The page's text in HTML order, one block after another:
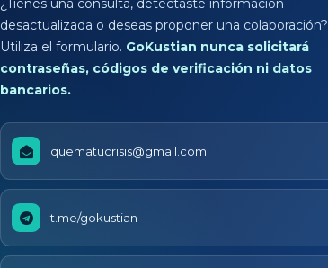
¿Tienes una consulta, detectaste información
desactualizada o deseas proponer una colaboración?
Utiliza el formulario. GoKustian nunca solicitará
contraseñas, códigos de verificación ni datos
bancarios.
quematucrisis@gmail.com
t.me/gokustian